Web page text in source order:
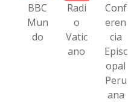
BBC
Mun
do
Radi
o
Vatic
ano
Conf
eren
cia
Episc
opal
Peru
ana